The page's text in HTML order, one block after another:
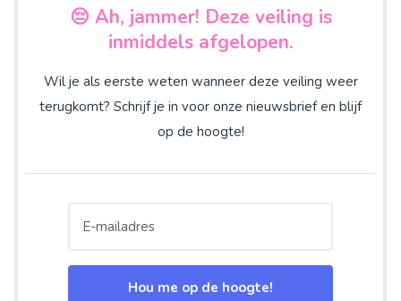
😔 Ah, jammer! Deze veiling is
inmiddels afgelopen.
Wil je als eerste weten wanneer deze veiling weer
terugkomt? Schrijf je in voor onze nieuwsbrief en blijf
op de hoogte!
Hou me op de hoogte!